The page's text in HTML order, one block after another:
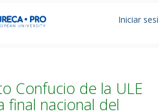
Iniciar
Confucio de la ULE
final nacional del